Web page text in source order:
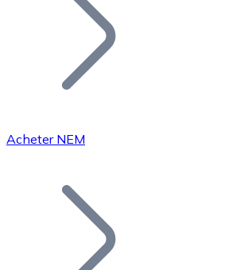
Bitcoin
Acheter NEM